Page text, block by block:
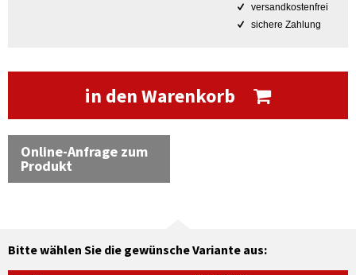
versandkostenfrei
sichere Zahlung
in den Warenkorb
Online-Anfrage zum
Produkt
Bitte wählen Sie die gewünsche Variante aus: